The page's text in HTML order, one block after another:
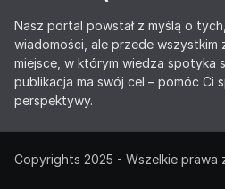
Nasz portal powstał z myślą o
wiadomości, ale przede wszystkim
miejsce, w którym wiedza spotyka
publikacja ma swój cel – pomóc Ci
perspektywy.
Copyrights 2025 - Wszelkie prawa